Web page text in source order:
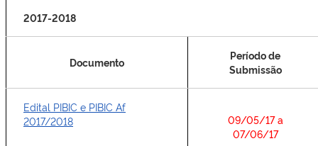
2017-2018
Documento
Período de
Submissão
Edital PIBIC e PIBIC Af
2017/2018
09/05/17 a
07/06/17